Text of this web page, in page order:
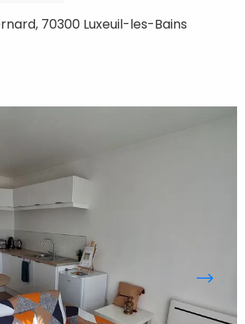
70300 Luxeuil-les-Bains
favoris